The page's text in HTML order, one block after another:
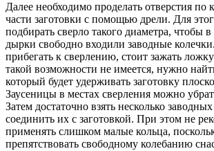
Далее необходимо проделать отверстия по
части заготовки с помощью дрели. Для
подбирать сверло такого диаметра, чтобы
дырки свободно входили заводные
прибегать к сверлению, стоит зажать
такой возможности не имеется, нужно
который будет удерживать заготовку
Заусеницы в местах сверления можно
Затем достаточно взять несколько
соединить их с заготовкой. При этом не
применять слишком малые кольца,
препятствовать свободному колебанию